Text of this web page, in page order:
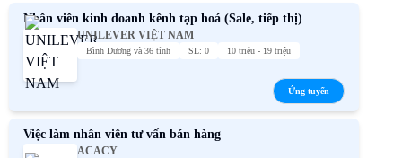
Nhân viên kinh doanh kênh tạp hoá (Sale, tiếp thị)
UNILEVER VIỆT NAM
Bình Dương và 36 tỉnh SL: 0 10 triệu - 19 triệu
Ứng tuyển
Việc làm nhân viên tư vấn bán hàng
ACACY